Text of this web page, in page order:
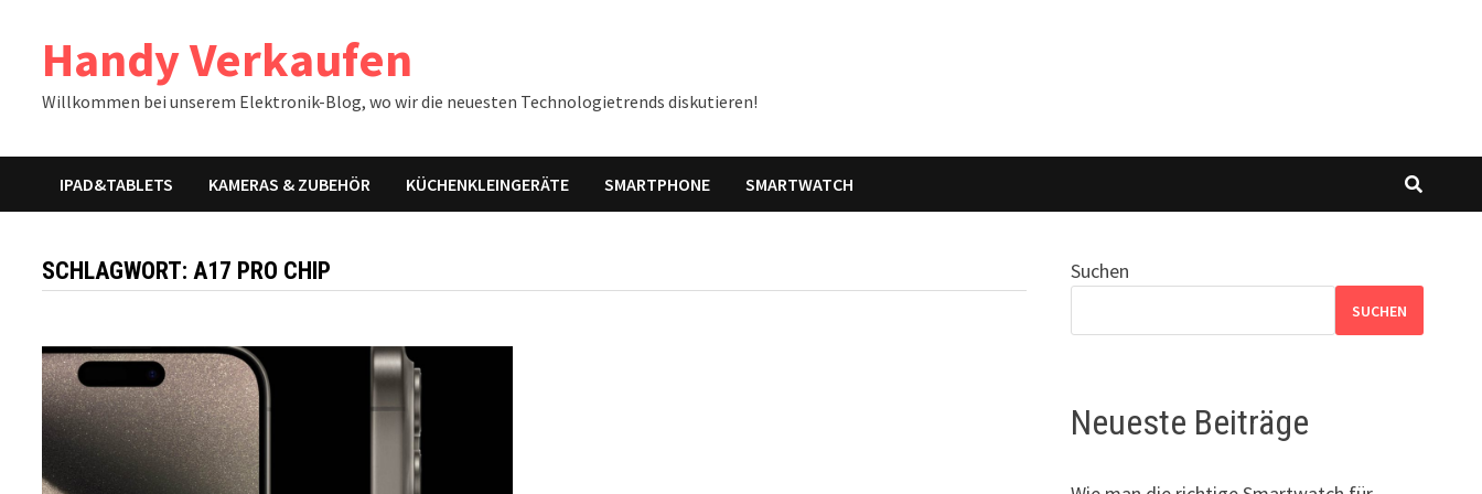
Inhalt
springenHandy Verkaufen
Willkommen bei unserem Elektronik-Blog, wo wir die neuesten Technologietrends diskutieren!
IPAD&TABLETS KAMERAS & ZUBEHÖR KÜCHENKLEINGERÄTE SMARTPHONE SMARTWATCH
SCHLAGWORT:A17 PRO CHIP Suchen
SUCHEN
Neueste Beiträge